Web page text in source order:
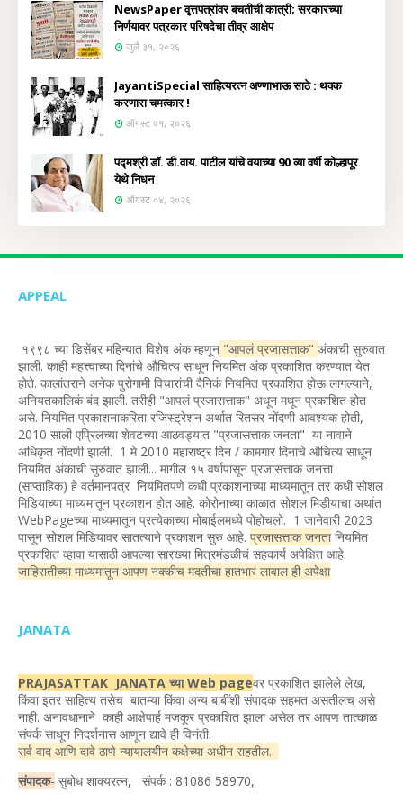
NewsPaper वृत्तपत्रांवर बचतीची कात्री; सरकारच्या
निर्णयावर पत्रकार परिषदेचा तीव्र आक्षेप
जुलै ३१, २०२६
JayantiSpecial साहित्यरत्न अण्णाभाऊ साठे : थक्क
करणारा चमत्कार !
ऑगस्ट ०१, २०२६
पद्मश्री डॉ. डी.वाय. पाटील यांचे वयाच्या 90 व्या वर्षी कोल्हापूर
येथे निधन
ऑगस्ट ०४, २०२६
APPEAL
१९९८ च्या डिसेंबर महिन्यात विशेष अंक म्हणून "आपलं प्रजासत्ताक" अंकाची सुरुवात
झाली. काही महत्त्वाच्या दिनांचे औचित्य साधून नियमित अंक प्रकाशित करण्यात येत
होते. कालांतराने अनेक पुरोगामी विचारांची दैनिकं नियमित प्रकाशित होऊ लागल्याने,
अनियतकालिकं बंद झाली. तरीही "आपलं प्रजासत्ताक" अधून मधून प्रकाशित होत
असे. नियमित प्रकाशनाकरिता रजिस्ट्रेशन अर्थात रितसर नोंदणी आवश्यक होती,
2010 साली एप्रिलच्या शेवटच्या आठवड्यात "प्रजासत्ताक जनता" या नावाने
अधिकृत नोंदणी झाली. 1 मे 2010 महाराष्ट्र दिन / कामगार दिनाचे औचित्य साधून
नियमित अंकाची सुरुवात झाली... मागील १५ वर्षापासून प्रजासत्ताक जनत्ता
(साप्ताहिक) हे वर्तमानपत्र नियमितपणे कधी प्रकाशनाच्या माध्यमातून तर कधी सोशल
मिडियाच्या माध्यमातून प्रकाशन होत आहे. कोरोनाच्या काळात सोशल मिडीयाचा अर्थात
WebPageच्या माध्यमातून प्रत्येकाच्या मोबाईलमध्ये पोहोचलो. 1 जानेवारी 2023
पासून सोशल मिडियावर सातत्याने प्रकाशन सुरु आहे. प्रजासत्ताक जनतानियमित
प्रकाशित व्हावा यासाठी आपल्या सारख्या मित्रमंडळीचं सहकार्य अपेक्षित आहे.
जाहिरातीच्या माध्यमातून आपण नक्कीच मदतीचा हातभार लावाल ही अपेक्षा
JANATA
PRAJASATTAK JANATA च्या Web pageवर प्रकाशित झालेले लेख,
किंवा इतर साहित्य तसेच बातम्या किंवा अन्य बाबींशी संपादक सहमत असतीलच असे
नाही. अनावधानाने काही आक्षेपार्ह मजकूर प्रकाशित झाला असेल तर आपण तात्काळ
संपर्क साधून निदर्शनास आणून द्यावे ही विनंती.
सर्व वाद आणि दावे ठाणे न्यायालयीन कक्षेच्या अधीन राहतील.
संपादक- सुबोध शाक्यरत्न, संपर्क : 81086 58970,